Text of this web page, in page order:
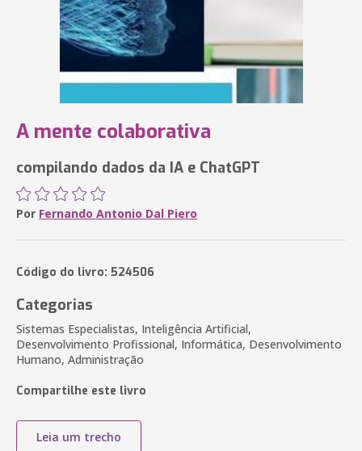
A mente colaborativa
compilando dados da IA e ChatGPT
Por Fernando Antonio Dal Piero
Código do livro: 524506
Categorias
Sistemas Especialistas, Inteligência Artificial,
Desenvolvimento Profissional, Informática, Desenvolvimento
Humano, Administração
Compartilhe este livro
Leia um trecho